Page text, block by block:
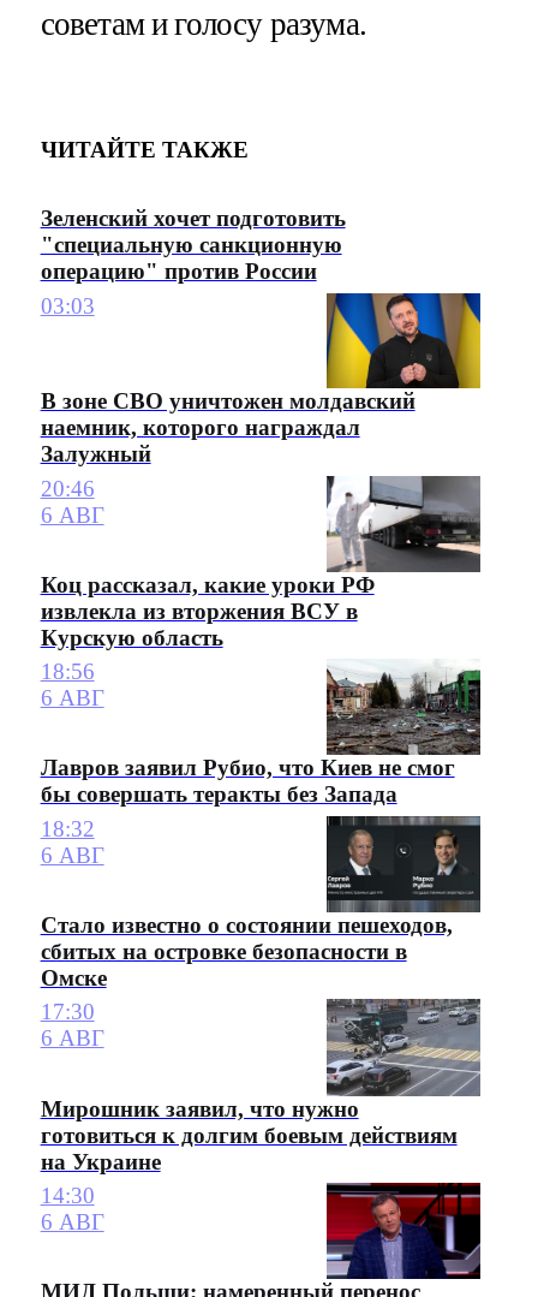
советам и голосу разума.
ЧИТАЙТЕ ТАКЖЕ
Зеленский хочет подготовить
"специальную санкционную
операцию" против России
03:03
В зоне СВО уничтожен молдавский
наемник, которого награждал
Залужный
20:46
6 АВГ
Коц рассказал, какие уроки РФ
извлекла из вторжения ВСУ в
Курскую область
18:56
6 АВГ
Лавров заявил Рубио, что Киев не смог
бы совершать теракты без Запада
18:32
6 АВГ
Стало известно о состоянии пешеходов,
сбитых на островке безопасности в
Омске
17:30
6 АВГ
Мирошник заявил, что нужно
готовиться к долгим боевым действиям
на Украине
14:30
6 АВГ
МИД Польши: намеренный перенос